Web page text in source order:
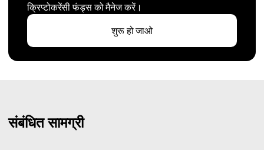
क्रिप्टोकरेंसी फंड्स को मैनेज करें।
शुरू हो जाओ
संबंधित सामग्री